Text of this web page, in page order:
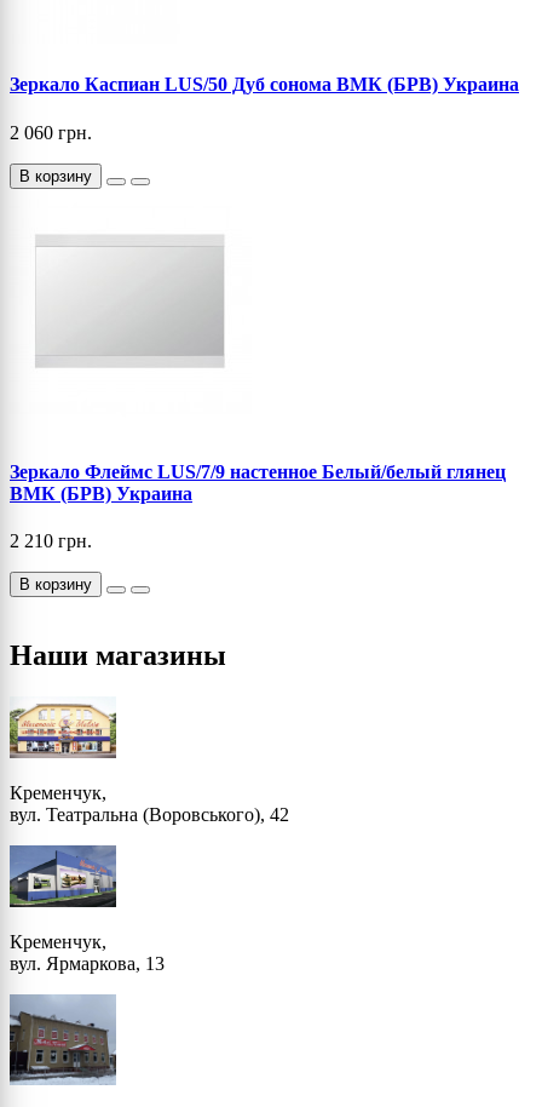
Зеркало Каспиан LUS/50 Дуб сонома ВМК (БРВ) Украина
2 060 грн.
В корзину
Зеркало Флеймс LUS/7/9 настенное Белый/белый глянец
ВМК (БРВ) Украина
2 210 грн.
В корзину
Наши магазины
Кременчук,
вул. Театральна (Воровського), 42
Кременчук,
вул. Ярмаркова, 13